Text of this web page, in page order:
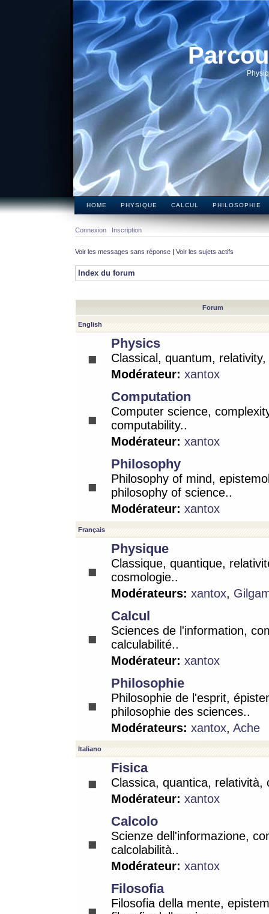
HOME PHYSIQUE CALCUL PHILOSOPHIE
Connexion Inscription
Voir les messages sans réponse | Voir les sujets actifs
Index du forum
Forum
English
Physics
Classical, quantum,
Modérateur: xantox
Computation
Computer science,
computability..
Modérateur: xantox
Philosophy
Philosophy of mind,
philosophy of science..
Modérateur: xantox
Français
Physique
Classique, quantique,
cosmologie..
Modérateurs: xantox,
Calcul
Sciences de l'information,
calculabilité..
Modérateur: xantox
Philosophie
Philosophie de l'esprit,
philosophie des sciences..
Modérateurs: xantox, Ache
Italiano
Fisica
Classica, quantica, relatività,
Modérateur: xantox
Calcolo
Scienze dell'informazione,
calcolabilità..
Modérateur: xantox
Filosofia
Filosofia della mente,